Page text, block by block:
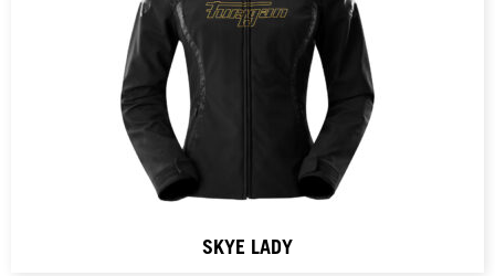
SKYE LADY